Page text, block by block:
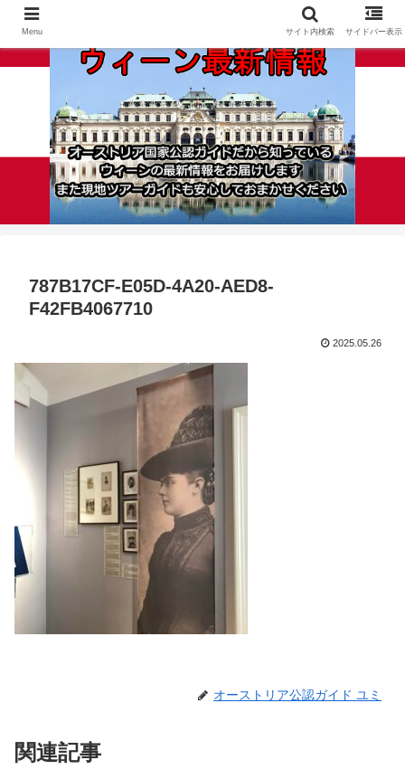
787B17CF-E05D-4A20-AED8-
F42FB4067710
2025.05.26
オーストリア公認ガイド ユミ
関連記事
Menu サイト内検索 サイドバー表示